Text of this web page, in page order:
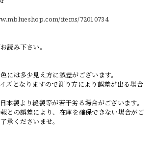
items/72010734
読み下さい。
には多少見え方に誤差がございます。
ズとなりますので測り方により誤差が出る場合
本製より縫製等が若干劣る場合がございます。
との誤差により、在庫を確保できない場合がご
承くださいませ。